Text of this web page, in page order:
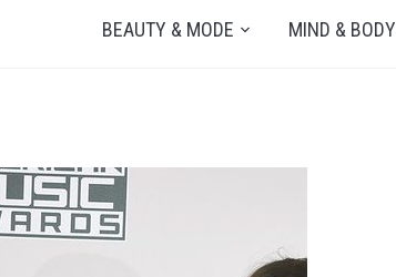
BEAUTY & MODE MIND & BODY